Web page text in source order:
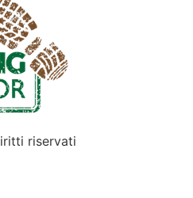
riservati